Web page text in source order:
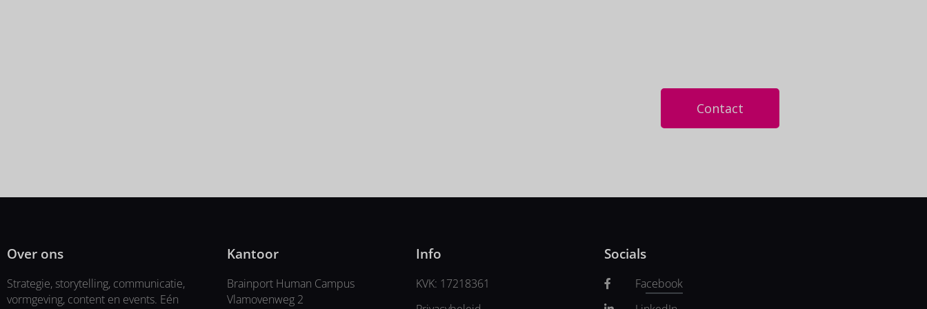
Contact
Over ons
Strategie, storytelling, communicatie,
vormgeving, content en events. Eén
Kantoor
Brainport Human Campus
Vlamovenweg 2
Info
KVK: 17218361
Socials
Facebook